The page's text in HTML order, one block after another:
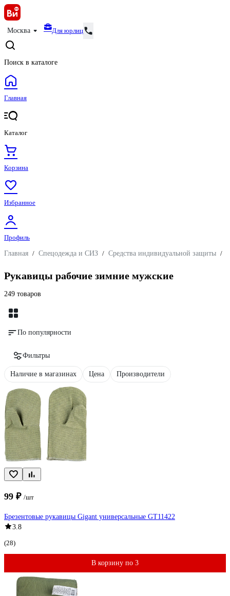
Москва Для юрлиц
Поиск в каталоге
Главная
Каталог
Корзина
Избранное
Профиль
Главная / Спецодежда и СИЗ / Средства индивидуальной защиты /
Рукавицы рабочие зимние мужские
249 товаров
По популярности
Фильтры
Наличие в магазинах Цена Производители
99 ₽ /шт
Брезентовые рукавицы Gigant универсальные GT11422
3.8
(28)
В корзину по 3